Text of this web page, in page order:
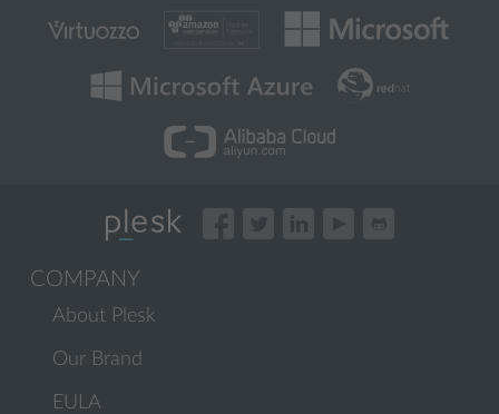
COMPANY
About Plesk
Our Brand
EULA